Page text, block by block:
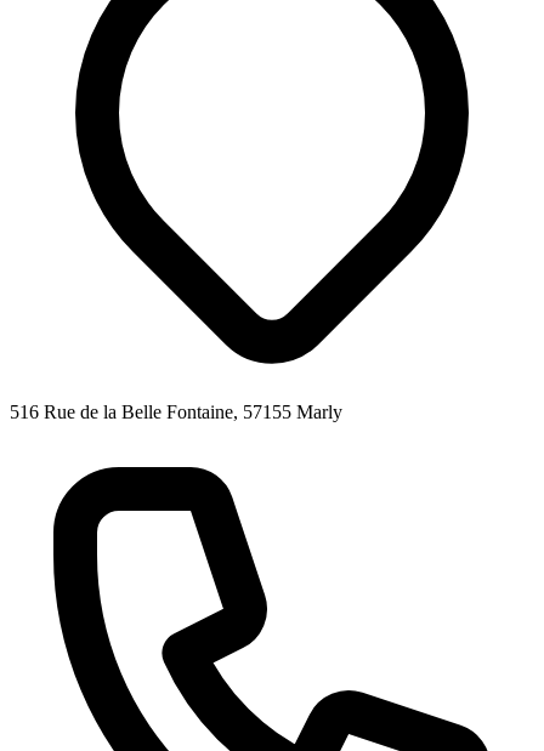
516 Rue de la Belle Fontaine, 57155 Marly